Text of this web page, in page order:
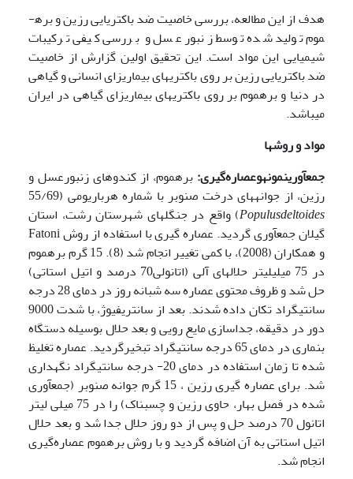
هدف از این مطالعه، بررسی خاصیت ضد باکتریایی رزین و بره­
موم تولید شده توسط زنبور عسل و بررسی کیفی ترکیبات
شیمیایی این مواد است. این تحقیق اولین گزارش از خاصیت
ضد باکتریایی رزین بر روی باکتری­های بیماری­زای انسانی و گیاهی
در دنیا و بره­موم بر روی باکتری­های بیماری­زای گیاهی در ایران
می­باشد.
مواد و روشها
جمع­آورینمونهوعصاره‌گیری: بره­موم، از کندوهای زنبورعسل و
رزین، از جوانه­های درخت صنوبر با شماره هرباریومی (55/69
Populusdeltoides
) واقع در جنگل­های شهرستان رشت، استان
گیلان جمع­آوری گردید. عصاره­ گیری با استفاده از روش Fatoni
و همکاران (2008)، با کمی تغییر انجام شد (8). 15 گرم بره­موم
در 75 میلی­لیتر حلال­های آلی (اتانولی70 درصد و اتیل استاتی)
حل شد و ظروف محتوی عصاره سه شبانه روز در دمای 28 درجه
سانتی­گراد تکان داده شدند. بعد از سانتریفیوژ، با شدت 9000
دور در دقیقه، جداسازی مایع رویی و بعد حلال بوسیله دستگاه
بن­ماری در دمای 65 درجه سانتی­گراد تبخیرگردید. عصاره تغلیظ
شده تا زمان استفاده در دمای 20- درجه سانتی­گراد نگه­داری
شد. برای عصاره گیری رزین ، 15 گرم جوانه صنوبر (جمع­­آوری
شده در فصل بهار، حاوی رزین و چسبناک) را در 75 میلی لیتر
اتانول 70 درصد حل و پس از دو روز حلال جدا شد و بعد حلال
اتیل استاتی به آن اضافه گردید و با روش بره­موم عصاره‌گیری
انجام شد.